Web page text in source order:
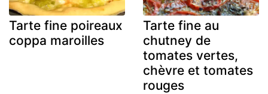
Tarte fine poireaux
coppa maroilles
Tarte fine au
chutney de
tomates vertes,
chèvre et tomates
rouges